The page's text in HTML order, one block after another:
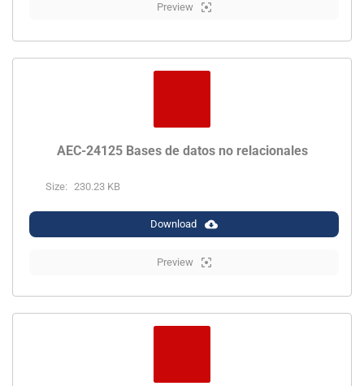
Preview
AEC-24125 Bases de datos no relacionales
Size: 230.23 KB
Download
Preview